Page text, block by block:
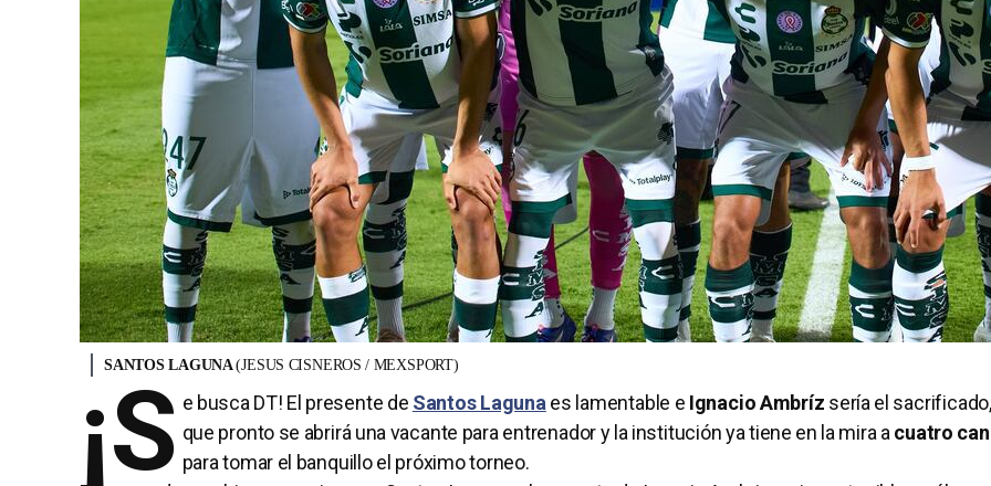
SANTOS LAGUNA(JESUS CISNEROS / MEXSPORT)
¡S e busca DT! El presente de Santos Laguna es lamentable e Ignacio Ambríz sería el
que pronto se abrirá una vacante para entrenador y la institución ya tiene en la mira a cuatro
para tomar el banquillo el próximo torneo.